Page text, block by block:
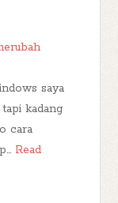
saya
kadang
cara
Read